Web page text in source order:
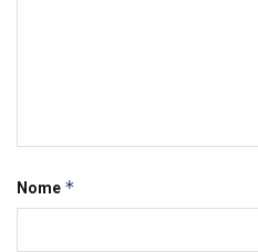
Nome *